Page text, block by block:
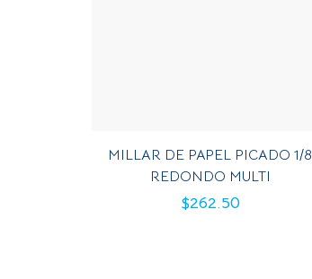
MILLAR DE PAPEL PICADO 1/8
REDONDO MULTI
$262.50